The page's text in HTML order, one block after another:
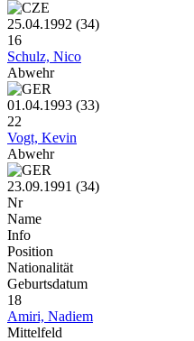
25.04.1992 (34)
16
Schulz, Nico
Abwehr
01.04.1993 (33)
22
Vogt, Kevin
Abwehr
23.09.1991 (34)
Nr
Name
Info
Position
Nationalität
Geburtsdatum
18
Amiri, Nadiem
Mittelfeld